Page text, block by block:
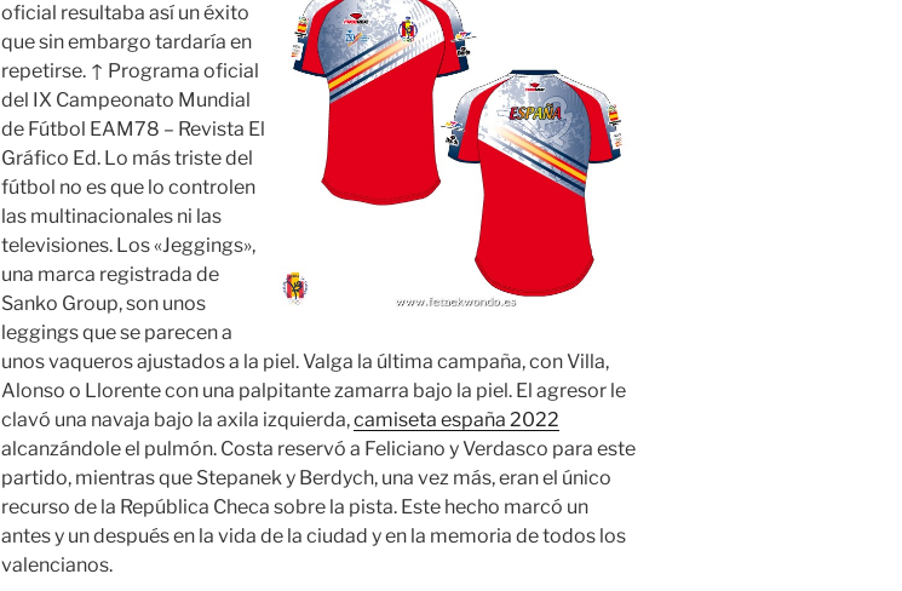
oficial resultaba así un éxito
que sin embargo tardaría en
repetirse. ↑ Programa oficial
del IX Campeonato Mundial
de Fútbol EAM78 – Revista El
Gráfico Ed. Lo más triste del
fútbol no es que lo controlen
las multinacionales ni las
televisiones. Los «Jeggings»,
una marca registrada de
Sanko Group, son unos
leggings que se parecen a
unos vaqueros ajustados a la piel. Valga la última campaña, con Villa,
Alonso o Llorente con una palpitante zamarra bajo la piel. El agresor le
clavó una navaja bajo la axila izquierda,camiseta españa 2022
alcanzándole el pulmón. Costa reservó a Feliciano y Verdasco para este
partido, mientras que Stepanek y Berdych, una vez más, eran el único
recurso de la República Checa sobre la pista. Este hecho marcó un
antes y un después en la vida de la ciudad y en la memoria de todos los
valencianos.